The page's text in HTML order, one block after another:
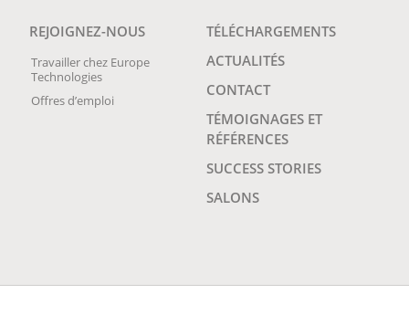
REJOIGNEZ-NOUS
Travailler chez Europe
Technologies
Offres d’emploi
TÉLÉCHARGEMENTS
ACTUALITÉS
CONTACT
TÉMOIGNAGES ET
RÉFÉRENCES
SUCCESS STORIES
SALONS